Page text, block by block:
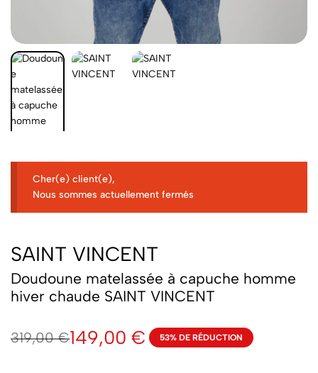
Cher(e) client(e),
Nous sommes actuellement fermés
SAINT VINCENT
Doudoune matelassée à capuche homme
hiver chaude SAINT VINCENT
319,00€149,00 € 53% DE RÉDUCTION